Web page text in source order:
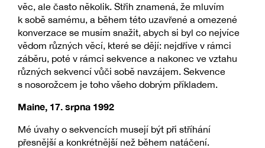
věc, ale často několik. Střih znamená, že mluvím
k sobě samému, a během této uzavřené a omezené
konverzace se musím snažit, abych si byl co nejvíce
vědom různých věcí, které se dějí: nejdříve v rámci
záběru, poté v rámci sekvence a nakonec ve vztahu
různých sekvencí vůči sobě navzájem. Sekvence
s nosorožcem je toho všeho dobrým příkladem.
Maine, 17. srpna 1992
Mé úvahy o sekvencích musejí být při stříhání
přesnější a konkrétnější než během natáčení.